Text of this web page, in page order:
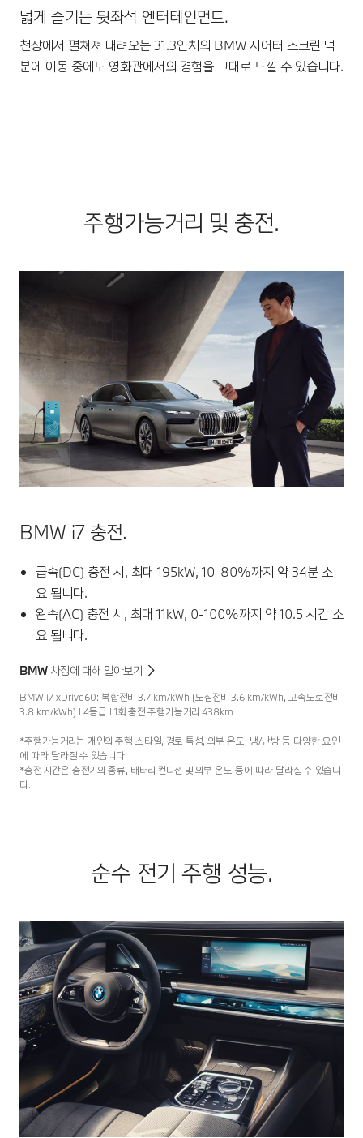
넓게 즐기는 뒷좌석 엔터테인먼트.
천장에서 펼쳐져 내려오는 31.3인치의 BMW 시어터 스크린 덕
분에 이동 중에도 영화관에서의 경험을 그대로 느낄 수 있습니다.
주행가능거리 및 충전.
BMW i7 충전.
급속(DC) 충전 시, 최대 195kW, 10-80%까지 약 34분 소
요 됩니다.
완속(AC) 충전 시, 최대 11kW, 0-100%까지 약 10.5 시간 소
요 됩니다.
BMW 차징에 대해 알아보기
BMW i7 xDrive60: 복합전비 3.7 km/kWh (도심전비 3.6 km/kWh, 고속도로전비
3.8 km/kWh) l 4등급 l 1회 충전 주행가능거리 438km
*주행가능거리는 개인의 주행 스타일, 경로 특성, 외부 온도, 냉/난방 등 다양한 요인
에 따라 달라질 수 있습니다.
*충전 시간은 충전기의 종류, 배터리 컨디션 및 외부 온도 등에 따라 달라질 수 있습니
다.
순수 전기 주행 성능.